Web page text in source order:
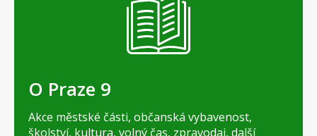
O Praze 9
Akce městské části, občanská vybavenost,
školství, kultura, volný čas, zpravodaj, další